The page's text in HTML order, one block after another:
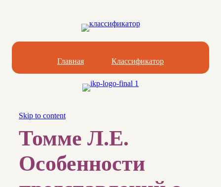
Главная Классификатор
Skip to content
Томме Л.Е.
Особенности